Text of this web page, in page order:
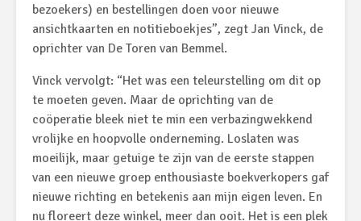
bezoekers) en bestellingen doen voor nieuwe
ansichtkaarten en notitieboekjes”, zegt Jan Vinck, de
oprichter van De Toren van Bemmel.
Vinck vervolgt: “Het was een teleurstelling om dit op
te moeten geven. Maar de oprichting van de
coöperatie bleek niet te min een verbazingwekkend
vrolijke en hoopvolle onderneming. Loslaten was
moeilijk, maar getuige te zijn van de eerste stappen
van een nieuwe groep enthousiaste boekverkopers gaf
nieuwe richting en betekenis aan mijn eigen leven. En
nu floreert deze winkel, meer dan ooit. Het is een plek